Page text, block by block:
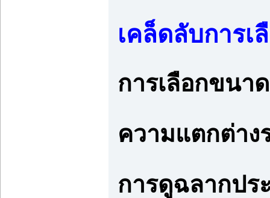
เคล็ดลับการ
การเลือกขนา
ความแตกต่าง
การดูฉลากปร